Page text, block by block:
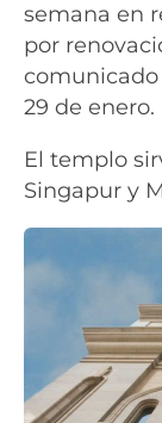
semana en
por
29 de enero.
El templo
Singapur y